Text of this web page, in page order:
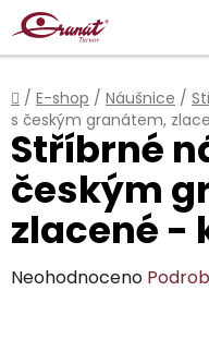
Přejít
na
obsah
Domů
/ E-shop / Náušnice /
s českým granátem,
Stříbrné
českým
zlacené -
Průměrné
Neohodnoceno